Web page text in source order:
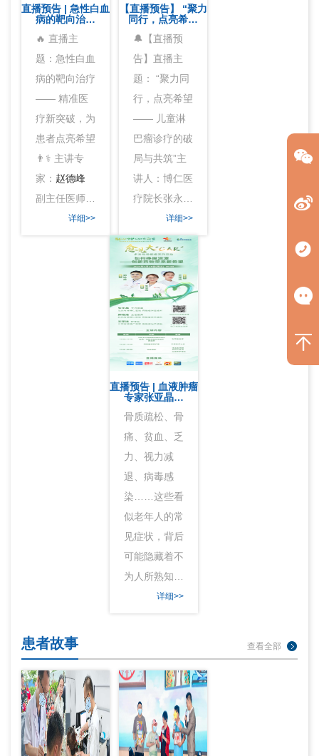
直播预告 | 急性白血
病的靶向治…
🔥 直播主
题：急性白血
病的靶向治疗
—— 精准医
疗新突破，为
患者点亮希望
👨⚕️ 主讲专
家： 赵德峰
副主任医师…
详细>>
【直播预告】 “聚力
同行，点亮希…
🔔【直播预
告】直播主
题： “聚力同
行，点亮希望
—— 儿童淋
巴瘤诊疗的破
局与共筑”主
讲人：博仁医
疗院长张永…
详细>>
直播预告 | 血液肿瘤
专家张亚晶…
骨质疏松、骨
痛、贫血、乏
力、视力减
退、病毒感
染……这些看
似老年人的常
见症状，背后
可能隐藏着不
为人所熟知…
详细>>
查看全部
患者故事